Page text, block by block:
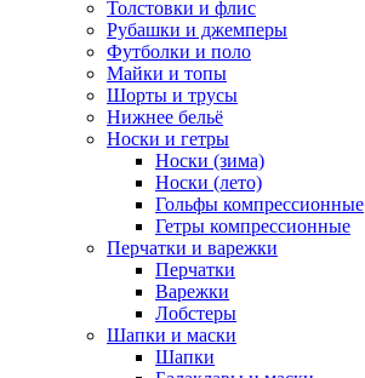
Толстовки и флис
Рубашки и джемперы
Футболки и поло
Майки и топы
Шорты и трусы
Нижнее бельё
Носки и гетры
Носки (зима)
Носки (лето)
Гольфы компрессионные
Гетры компрессионные
Перчатки и варежки
Перчатки
Варежки
Лобстеры
Шапки и маски
Шапки